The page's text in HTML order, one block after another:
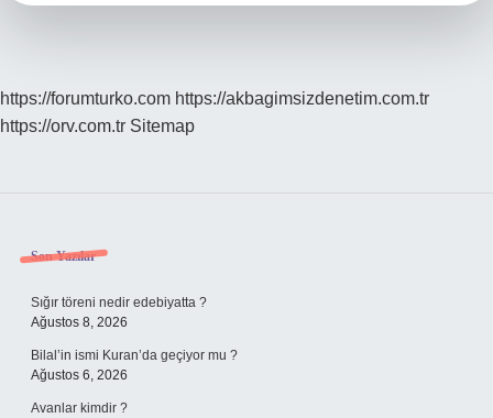
https://forumturko.com https://akbagimsizdenetim.com.tr
https://orv.com.tr Sitemap
Sidebar
Son Yazılar
Sığır töreni nedir edebiyatta ?
Ağustos 8, 2026
Bilal’in ismi Kuran’da geçiyor mu ?
Ağustos 6, 2026
Avanlar kimdir ?